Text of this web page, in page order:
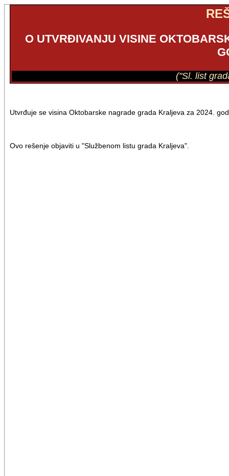
O UTVRĐIVANJU VISINE
("Sl. list
Utvrđuje se visina Oktobarske nagrade grada Kraljeva za 2024.
Ovo rešenje objaviti u "Službenom listu grada Kraljeva".